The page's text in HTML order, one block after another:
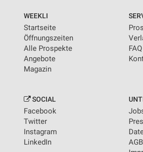
WEEKLI
Startseite
Öffnungszeiten
Alle Prospekte
Angebote
Magazin
FAQ
SOCIAL
Facebook
Twitter
Instagram
LinkedIn
AGB